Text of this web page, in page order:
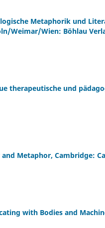
Metaphorik und
Weimar/Wien: Böhlau
therapeutische und
Metaphor, Cambridge:
with Bodies and